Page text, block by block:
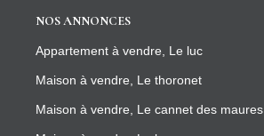
NOS ANNONCES
Appartement à vendre, Le luc
Maison à vendre, Le thoronet
Maison à vendre, Le cannet des maures